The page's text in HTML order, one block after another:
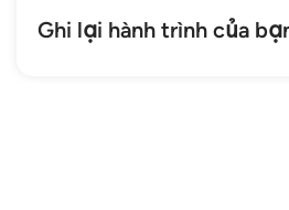
Ghi lại hành trình của